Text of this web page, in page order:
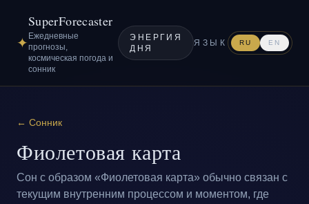
✦
SuperForecaster
Ежедневные
прогнозы,
космическая погода и
сонник
ЭНЕРГИЯ
ДНЯ
ЯЗЫК RU EN
← Сонник
Фиолетовая карта
Сон с образом «Фиолетовая карта» обычно связан с
текущим внутренним процессом и моментом, где